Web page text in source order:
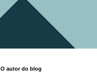
O autor do blog